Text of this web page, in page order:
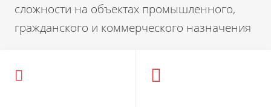
сложности на объектах промышленного,
гражданского и коммерческого назначения